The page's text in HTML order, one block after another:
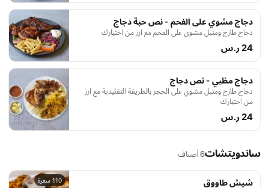
دجاج مشوي على الفحم - نص حبة دجاج
دجاج طازج ومتبل مشوي على الفحم مع ارز من اختيارك
24 ر.س
دجاج مظبي - نص دجاج
دجاج طازج ومتبل مشوي على الحجر بالطريقة التقليدية مع ارز
من اختيارك
24 ر.س
ساندويتشات6 أصناف
110 سعرة شيش طاووق